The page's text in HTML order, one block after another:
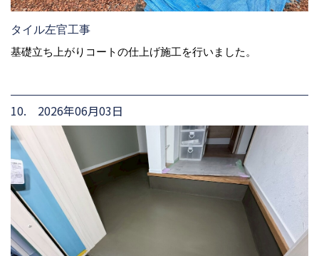
タイル左官工事
基礎立ち上がりコートの仕上げ施工を行いました。
10. 2026年06月03日